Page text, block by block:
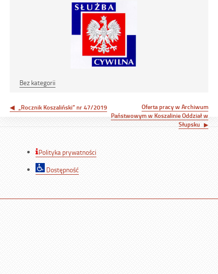
Bez kategorii
Nawigacja
wpisu
„Rocznik Koszaliński” nr 47/2019
Oferta pracy w Archiwum
Państwowym w Koszalinie Oddział w
Słupsku
Polityka prywatności
Dostępność